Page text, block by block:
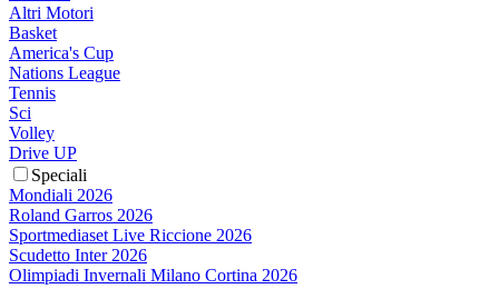
Altri Motori
Basket
America's Cup
Nations League
Tennis
Sci
Volley
Drive UP
Speciali
Mondiali 2026
Roland Garros 2026
Sportmediaset Live Riccione 2026
Scudetto Inter 2026
Olimpiadi Invernali Milano Cortina 2026